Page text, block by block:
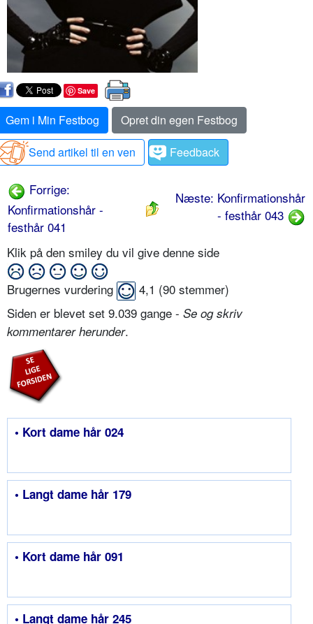
Save
Gem i Min Festbog
Opret din egen Festbog
Send artikel til en ven
Feedback
Forrige:
Konfirmationshår -
festhår 041
Næste: Konfirmationshår
- festhår 043
Klik på den smiley du vil give denne side
Brugernes vurdering 4,1 (90 stemmer)
Siden er blevet set 9.039 gange - Se og skriv
kommentarer herunder.
• Kort dame hår 024
• Langt dame hår 179
• Kort dame hår 091
• Langt dame hår 245